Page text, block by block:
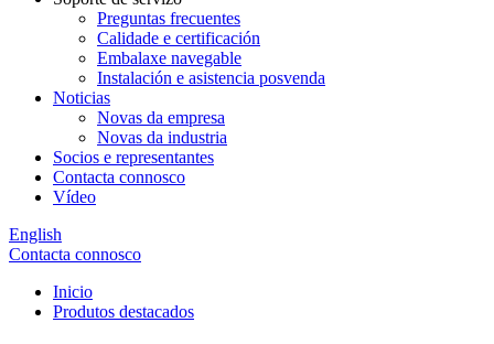
Preguntas frecuentes
Calidade e certificación
Embalaxe navegable
Instalación e asistencia posvenda
Noticias
Novas da empresa
Novas da industria
Socios e representantes
Contacta connosco
Vídeo
English
Contacta connosco
Inicio
Produtos destacados